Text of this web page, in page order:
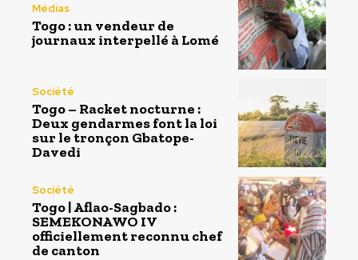
Médias
Togo : un vendeur de
journaux interpellé à Lomé
Société
Togo – Racket nocturne :
Deux gendarmes font la loi
sur le tronçon Gbatope-
Davedi
Société
Togo | Aflao-Sagbado :
SEMEKONAWO IV
officiellement reconnu chef
de canton